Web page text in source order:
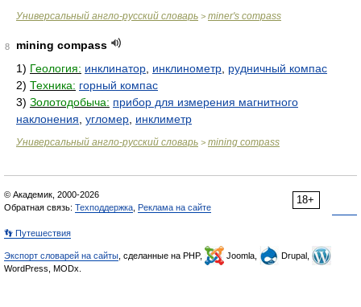
Универсальный англо-русский словарь > miner's compass
8
mining compass
1) Геология: инклинатор инклинометр рудничный компас
2) Техника: горный компас
3) Золотодобыча: прибор для измерения магнитного
наклонения угломер инклиметр
Универсальный англо-русский словарь > mining compass
18+
© Академик, 2000-2026
Обратная связь: Техподдержка Реклама на сайте
👣 Путешествия
Экспорт словарей на сайты , сделанные на PHP, Joomla,
Drupal,
WordPress, MODx.